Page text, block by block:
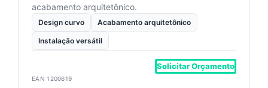
acabamento arquitetônico.
Design curvo Acabamento arquitetônico
Instalação versátil
Solicitar Orçamento
EAN 1200619